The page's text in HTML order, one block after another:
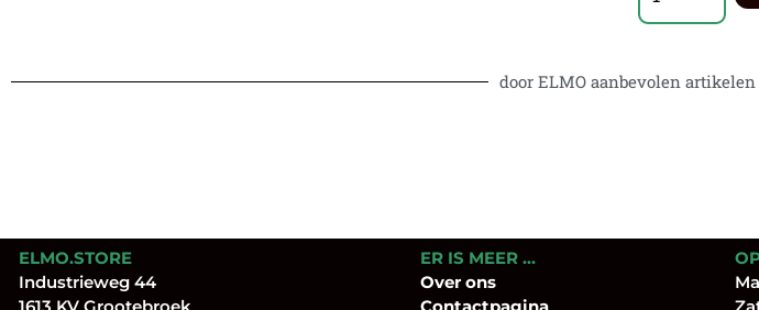
door ELMO aanbevolen artikelen
ELMO.STORE
Industrieweg 44
ER IS MEER …
Over ons